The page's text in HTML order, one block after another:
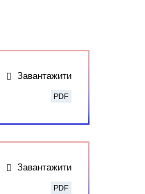
Завантажити
PDF
Завантажити
PDF